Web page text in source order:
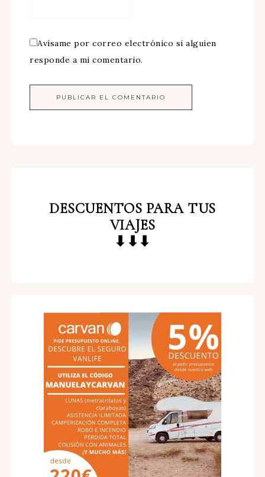
Avísame por correo electrónico si alguien
responde a mi comentario.
DESCUENTOS PARA TUS
VIAJES
⬇⬇⬇